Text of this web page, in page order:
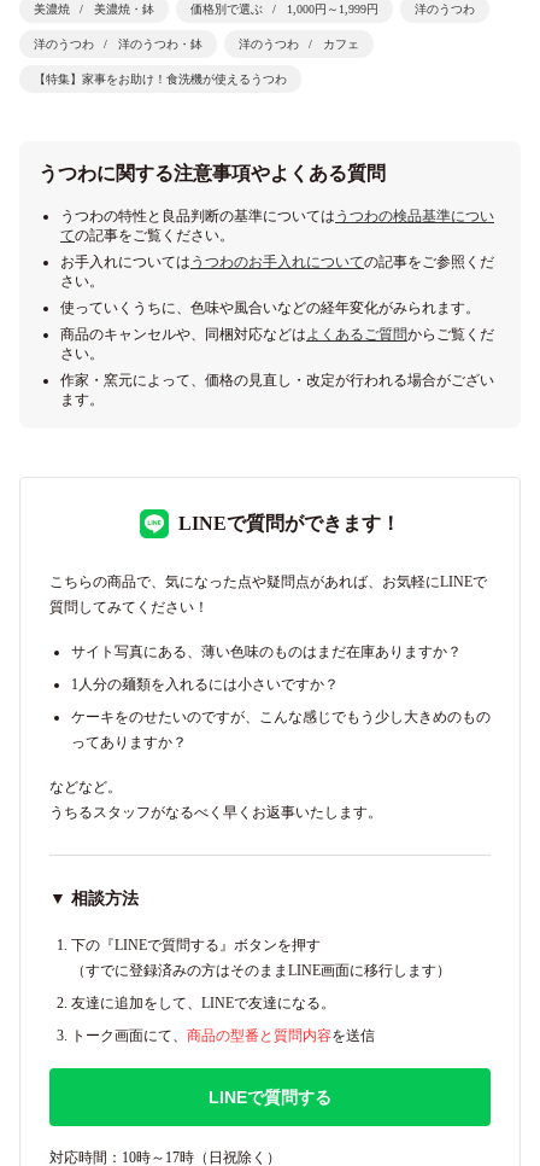
美濃焼 美濃焼・鉢 価格別で選ぶ 1,000円～1,999円 洋のうつわ
洋のうつわ 洋のうつわ・鉢 洋のうつわ カフェ
【特集】家事をお助け！食洗機が使えるうつわ
うつわに関する注意事項やよくある質問
うつわの特性と良品判断の基準については うつわの検品基準につい
ての記事をご覧ください。
お手入れについては うつわのお手入れについての記事をご参照くだ
さい。
使っていくうちに、色味や風合いなどの経年変化がみられます。
商品のキャンセルや、同梱対応などは よくあるご質問からご覧くだ
さい。
作家・窯元によって、価格の見直し・改定が行われる場合がござい
ます。
LINEで質問ができます！
こちらの商品で、気になった点や疑問点があれば、お気軽にLINEで
質問してみてください！
サイト写真にある、薄い色味のものはまだ在庫ありますか？
1人分の麺類を入れるには小さいですか？
ケーキをのせたいのですが、こんな感じでもう少し大きめのもの
ってありますか？
などなど。
うちるスタッフがなるべく早くお返事いたします。
▼ 相談方法
下の『LINEで質問する』ボタンを押す
（すでに登録済みの方はそのままLINE画面に移行します）
友達に追加をして、LINEで友達になる。
トーク画面にて、 商品の型番と質問内容を送信
LINEで質問する
対応時間：10時～17時（日祝除く）